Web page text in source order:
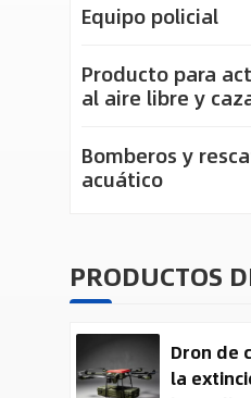
Equipo policial
Producto para
al aire libre y
Bomberos y
acuático
PRODUCTOS
Dron de
la